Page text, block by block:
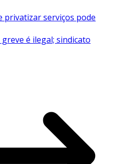
privatizar serviços pode
é ilegal; sindicato